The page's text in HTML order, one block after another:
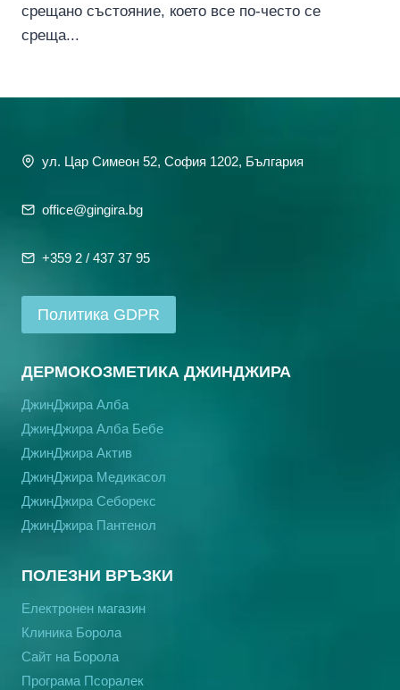
срещано състояние, което все по-често се
среща...
ул. Цар Симеон 52, София 1202, България
office@gingira.bg
+359 2 / 437 37 95
Политика GDPR
ДЕРМОКОЗМЕТИКА ДЖИНДЖИРА
ДжинДжира Алба
ДжинДжира Алба Бебе
ДжинДжира Актив
ДжинДжира Медикасол
ДжинДжира Себорекс
ДжинДжира Пантенол
ПОЛЕЗНИ ВРЪЗКИ
Електронен магазин
Клиника Борола
Сайт на Борола
Програма Псоралек